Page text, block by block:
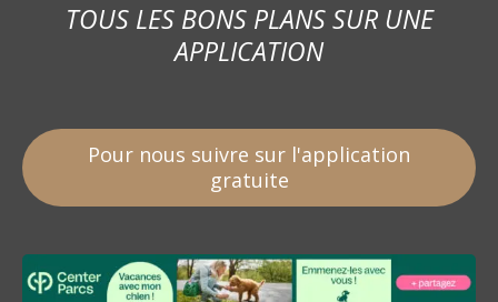
TOUS LES BONS PLANS SUR UNE
APPLICATION
Pour nous suivre sur l'application
gratuite